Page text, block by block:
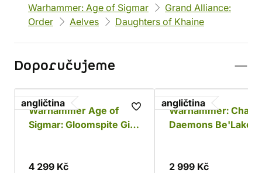
Warhammer: Age of Sigmar
Grand Alliance:
Order
Aelves Daughters of Khaine
Doporučujeme
angličtina
Warhammer Age of
Sigmar: Gloomspite Gitz
4 299 Kč
angličtina
Warhammer: Chaos
Daemons Be'Lakor
2 999 Kč